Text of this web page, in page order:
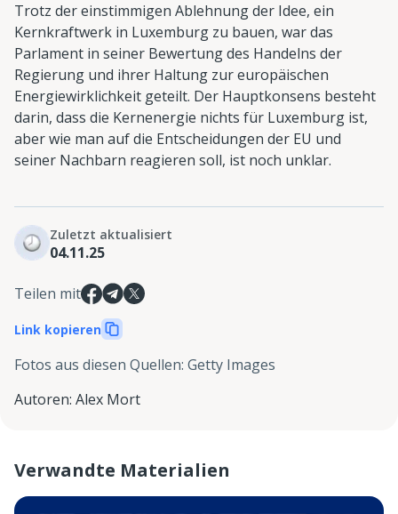
Trotz der einstimmigen Ablehnung der Idee, ein
Kernkraftwerk in Luxemburg zu bauen, war das
Parlament in seiner Bewertung des Handelns der
Regierung und ihrer Haltung zur europäischen
Energiewirklichkeit geteilt. Der Hauptkonsens besteht
darin, dass die Kernenergie nichts für Luxemburg ist,
aber wie man auf die Entscheidungen der EU und
seiner Nachbarn reagieren soll, ist noch unklar.
Zuletzt aktualisiert
04.11.25
Teilen mit
Link kopieren
Fotos aus diesen Quellen: Getty Images
Autoren: Alex Mort
Verwandte Materialien